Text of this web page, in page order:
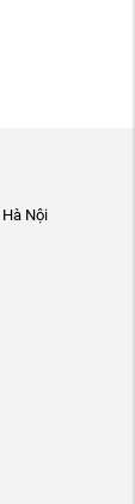
Nội